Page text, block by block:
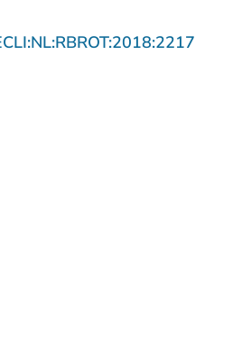
verlaat Rechtspraak.nl